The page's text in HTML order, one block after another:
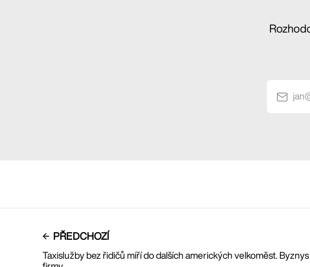
PŘEDCHOZÍ
Taxislužby bez řidičů míří do dalších amerických velkoměst. Byznys